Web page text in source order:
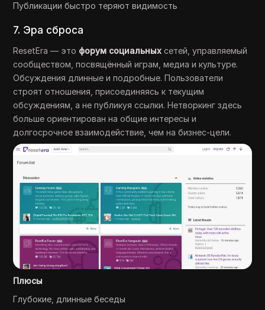
Публикации быстро теряют видимость
7. Эра сброса
ResetEra — это форум социальных сетей, управляемый
сообществом, посвящённый играм, медиа и культуре.
Обсуждения длинные и подробные. Пользователи
строят отношения, присоединяясь к текущим
обсуждениям, а не публикуя ссылки. Нетворкинг здесь
больше ориентирован на общие интересы и
долгосрочное взаимодействие, чем на бизнес-цели.
Плюсы
Глубокие, длинные беседы